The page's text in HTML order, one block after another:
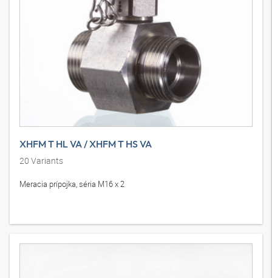
XHFM T HL VA / XHFM T HS VA
20 Variants
Meracia prípojka, séria M16 x 2